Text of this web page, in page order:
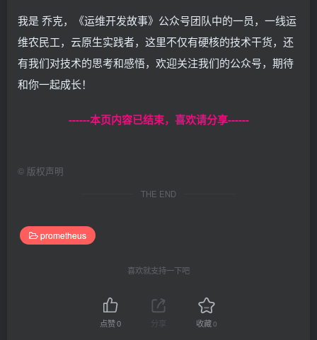
global. GVA_LOG.Info("发送巡检通知成功",
  zap.
String( "jobName" , jobExecution.
  zap.
String("summary", summary))
}
我是 乔克，《运维开发故事》公众号团队中的一员，一线运
维农民工，云原生实践者，这里不仅有硬核的技术干货，还
有我们对技术的思考和感悟，欢迎关注我们的公众号，期待
和你一起成长！
------本页内容已结束，喜欢请分享------
© 版权声明
THE END
prometheus
喜欢就支持一下吧
点赞0 分享 收藏0